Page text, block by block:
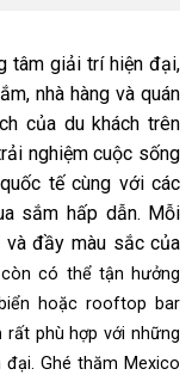
tâm giải trí hiện đại,
nhà hàng và quán
của du khách trên
nghiệm cuộc sống
tế cùng với các
sắm hấp dẫn. Mỗi
và đầy màu sắc của
có thể tận hưởng
hoặc rooftop bar
rất phù hợp với những
Ghé thăm Mexico